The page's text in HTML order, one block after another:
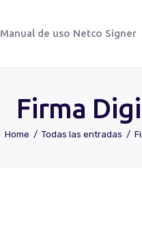
Manual de uso Netco Signer
Firma
Home Todas las entradas